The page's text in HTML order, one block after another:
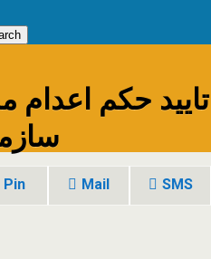
تایید حکم اعدام
Pin Mail SMS